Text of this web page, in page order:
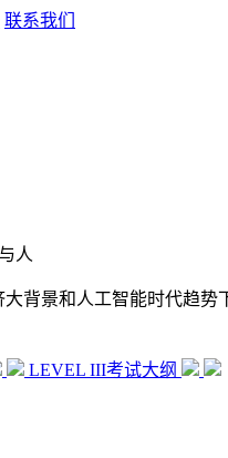
联系我们
人
大背景和人工智能时代趋
LEVEL III考试大纲